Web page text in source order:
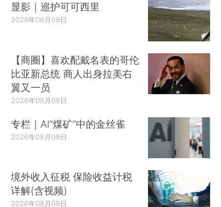
显影｜巡护可可西里
2026年08月09日
【商圈】喜欢配戴名表的哥伦
比亚新总统 商人出身拉美右
翼又一员
2026年08月09日
专栏｜AI“煤矿”中的金丝雀
2026年08月09日
境外收入征税 保险收益计税
详解(含视频)
2026年08月09日